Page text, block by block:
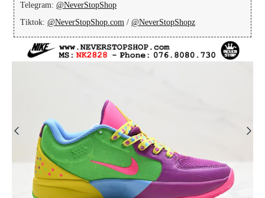
Telegram: @NeverStopShop
Tiktok: @NeverStopShop.com / @NeverStopShopz